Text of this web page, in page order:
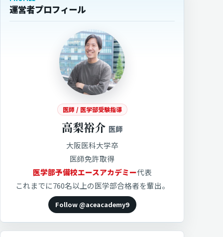
運営者プロフィール
医師 / 医学部受験指導
高梨裕介 医師
大阪医科大学卒
医師免許取得
医学部予備校エースアカデミー代表
これまでに760名以上の医学部合格者を輩出。
Follow @aceacademy9